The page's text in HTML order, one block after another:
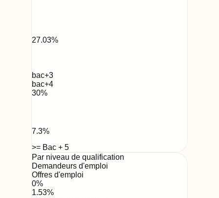
27.03%
bac+3
bac+4
30%
7.3%
>= Bac + 5
Par niveau de qualification
Demandeurs d'emploi
Offres d'emploi
0%
1.53%